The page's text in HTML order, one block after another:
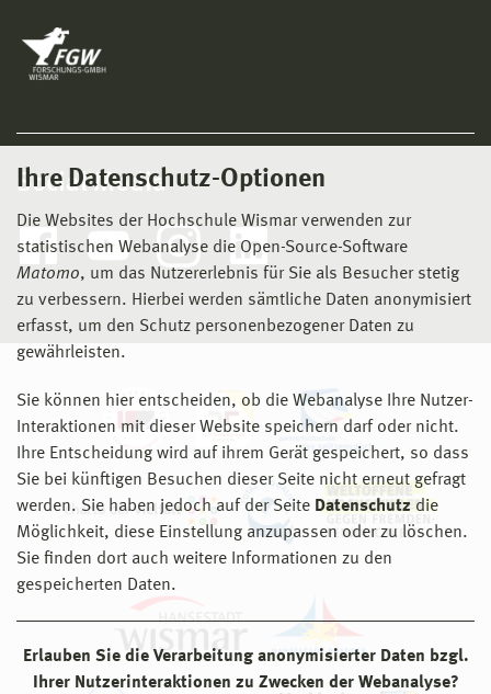
Ihre Datenschutz-Optionen
Die Websites der Hochschule Wismar verwenden zur
statistischen Webanalyse die Open-Source-Software
Matomo, um das Nutzererlebnis für Sie als Besucher stetig
zu verbessern. Hierbei werden sämtliche Daten anonymisiert
erfasst, um den Schutz personenbezogener Daten zu
gewährleisten.
Sie können hier entscheiden, ob die Webanalyse Ihre Nutzer-
Interaktionen mit dieser Website speichern darf oder nicht.
Ihre Entscheidung wird auf ihrem Gerät gespeichert, so dass
Sie bei künftigen Besuchen dieser Seite nicht erneut gefragt
werden. Sie haben jedoch auf der Seite Datenschutz die
Möglichkeit, diese Einstellung anzupassen oder zu löschen.
Sie finden dort auch weitere Informationen zu den
gespeicherten Daten.
Erlauben Sie die Verarbeitung anonymisierter Daten bzgl.
Ihrer Nutzerinteraktionen zu Zwecken der Webanalyse?
Social Media